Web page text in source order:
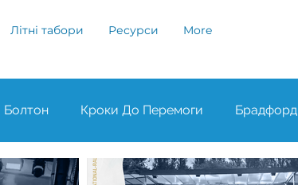
Літні табори Ресурси More
Болтон Кроки До Перемоги Брадфорд
Рочдейл Манчестер Лондон